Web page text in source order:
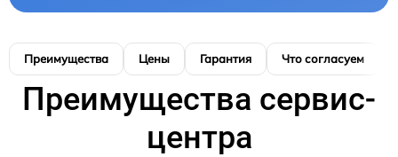
Преимущества Цены Гарантия Что согласуем
Преимущества сервис-
центра